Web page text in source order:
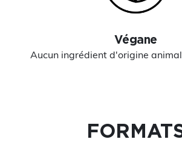
Végane
Aucun ingrédient d'origine